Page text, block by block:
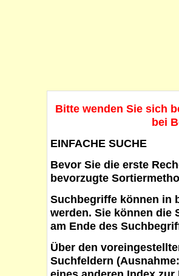
Bitte wenden Sie sich
bei
EINFACHE SUCHE
Bevor Sie die erste
bevorzugte
Suchbegriffe können in
werden. Sie können die
am Ende des
Über den
Suchfeldern